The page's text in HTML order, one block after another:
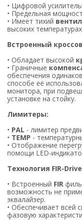
• Цифровой
• Предельная
• Имеет тихий
высоких
Встроенный
• Обладает высокой
• Граничные
обеспечения
способе её
монитора, при
установке на стойку.
Лимитеры:
• PAL - лимитер
• TEMP -
• Отображение
помощи LED-
Технология FIR-
• Встроенный FIR
возможность не
эквалайзер.
• Обеспечивает всей
фазовую